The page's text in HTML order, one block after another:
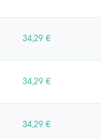
34,29 €
34,29 €
34,29 €